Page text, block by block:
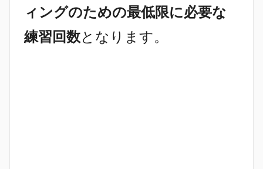
ィングのための最低限に必要な
練習回数となります。